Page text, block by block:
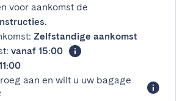
voor aankomst de
.
Zelfstandige aankomst
vanaf 15:00
aan en wilt u uw bagage